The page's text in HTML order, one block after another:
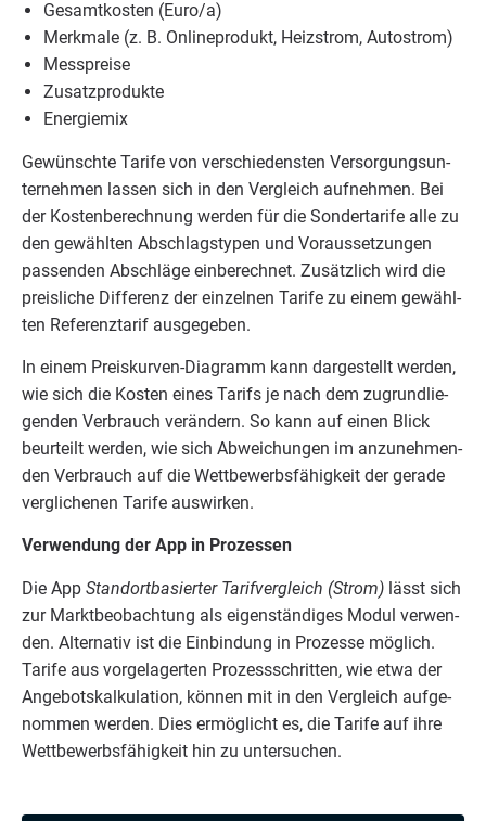
Gesamt­kos­ten (Euro/​a)
Merk­ma­le (z. B. Online­pro­dukt, Heiz­strom, Autostrom)
Mess­prei­se
Zusatz­pro­duk­te
Ener­gie­mix
Gewünsch­te Tari­fe von ver­schie­dens­ten Ver­sor­gungs­un­
ter­neh­men las­sen sich in den Ver­gleich auf­neh­men. Bei
der Kos­ten­be­rech­nung wer­den für die Son­der­ta­ri­fe alle zu
den gewähl­ten Abschlags­ty­pen und Vor­aus­set­zun­gen
pas­sen­den Abschlä­ge ein­be­rech­net. Zusätz­lich wird die
preis­li­che Dif­fe­renz der ein­zel­nen Tari­fe zu einem gewähl­
ten Refe­renz­ta­rif ausgegeben.
In einem Preis­kur­ven-Dia­gramm kann dar­ge­stellt wer­den,
wie sich die Kos­ten eines Tarifs je nach dem zugrund­lie­
gen­den Ver­brauch ver­än­dern. So kann auf einen Blick
beur­teilt wer­den, wie sich Abwei­chun­gen im anzu­neh­men­
den Ver­brauch auf die Wett­be­werbs­fä­hig­keit der gera­de
ver­gli­che­nen Tari­fe auswirken.
Ver­wen­dung der App in Prozessen
Die App Stand­ort­ba­sier­ter Tarif­ver­gleich (Strom) lässt sich
zur Markt­be­ob­ach­tung als eigen­stän­di­ges Modul ver­wen­
den. Alter­na­tiv ist die Ein­bin­dung in Pro­zes­se mög­lich.
Tari­fe aus vor­ge­la­ger­ten Pro­zess­schrit­ten, wie etwa der
Ange­bots­kal­ku­la­ti­on, kön­nen mit in den Ver­gleich auf­ge­
nom­men wer­den. Dies ermög­licht es, die Tari­fe auf ihre
Wett­be­werbs­fä­hig­keit hin zu untersuchen.